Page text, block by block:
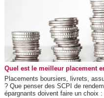
Quel est le meilleur placement
Placements boursiers, livrets,
? Que penser des SCPI de
épargnants doivent faire un choix :